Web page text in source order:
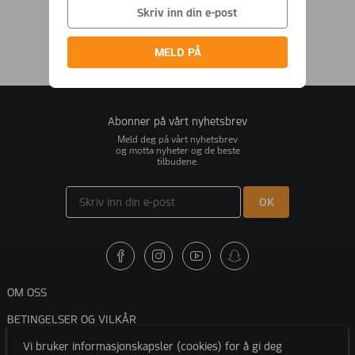
MELD PÅ
Abonner på vårt nyhetsbrev
Meld deg på vårt nyhetsbrev
og motta nyheter og de beste
tilbudene.
OK
OM OSS
BETINGELSER OG VILKÅR
KUNDESERVICE
Vi bruker informasjonskapsler (cookies) for å gi deg